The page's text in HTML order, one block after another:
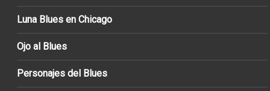
Luna Blues en Chicago
Ojo al Blues
Personajes del Blues